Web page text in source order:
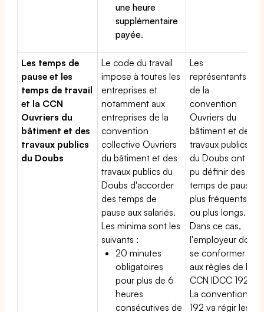
une heure
supplémentaire
payée.
Les temps de
pause et les
temps de travail
et la CCN
Ouvriers du
bâtiment et des
travaux publics
du Doubs
Le code du travail
impose à toutes les
entreprises et
notamment aux
entreprises de la
convention
collective Ouvriers
du bâtiment et des
travaux publics du
Doubs d'accorder
des temps de
pause aux salariés.
Les minima sont les
suivants :
20 minutes
obligatoires
pour plus de 6
heures
consécutives de
Les
représentants
de la
convention
Ouvriers du
bâtiment et des
travaux publics
du Doubs ont
pu définir des
temps de pause
plus fréquents
ou plus longs.
Dans ce cas,
l'employeur doit
se conformer
aux règles de la
CCN IDCC 192.
La convention
192 va régir les